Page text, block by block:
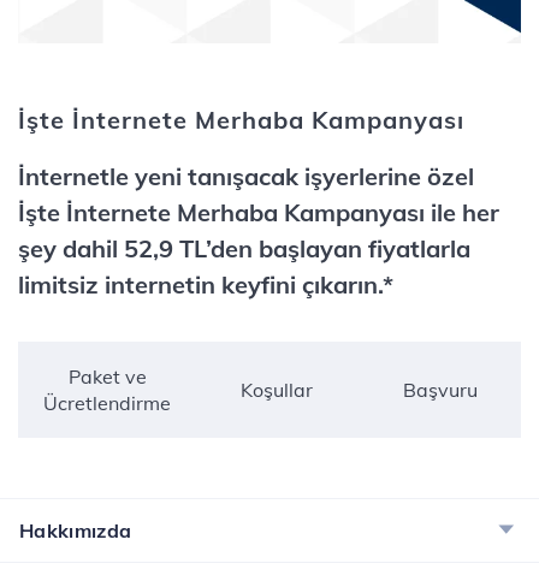
İşte İnternete Merhaba Kampanyası
İnternetle yeni tanışacak işyerlerine özel
İşte İnternete Merhaba Kampanyası ile her
şey dahil 52,9 TL’den başlayan fiyatlarla
limitsiz internetin keyfini çıkarın.*
Paket ve
Ücretlendirme
Koşullar Başvuru
Hakkımızda